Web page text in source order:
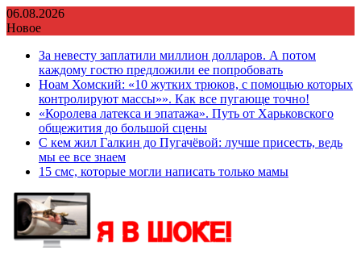
Перейти
к
06.08.2026
Новое
За невесту заплатили миллион долларов. А потом
каждому гостю предложили ее попробовать
Ноам Хомский: «10 жутких трюков, с помощью которых
контролируют массы»». Как все пугающе точно!
«Королева латекса и эпатажа». Путь от Харьковского
общежития до большой сцены
С кем жил Галкин до Пугачёвой: лучше присесть, ведь
мы ее все знаем
15 смс, которые могли написать только мамы